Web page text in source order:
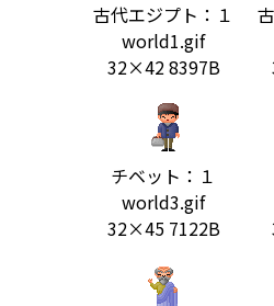
古代エジプト：１
world1.gif
32×42 8397B
チベット：１
world3.gif
32×45 7122B